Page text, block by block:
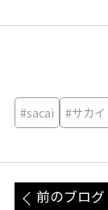
#sacai #サカイ
前のブログ